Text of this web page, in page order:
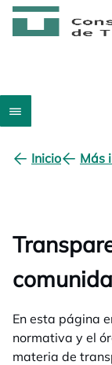
Inicio Más
En esta página
normativa y el
materia de